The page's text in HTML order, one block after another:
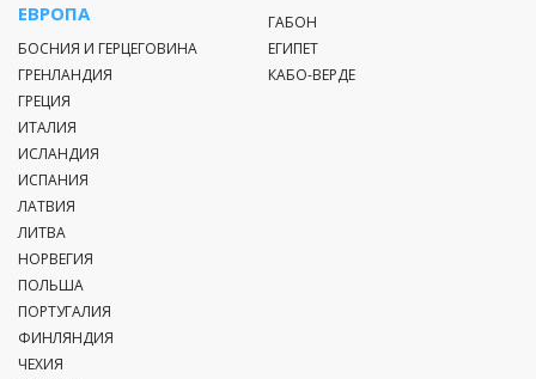
ЕВРОПА
БОСНИЯ И ГЕРЦЕГОВИНА
ГРЕНЛАНДИЯ
ГРЕЦИЯ
ИТАЛИЯ
ИСЛАНДИЯ
ИСПАНИЯ
ЛАТВИЯ
ЛИТВА
НОРВЕГИЯ
ПОЛЬША
ПОРТУГАЛИЯ
ФИНЛЯНДИЯ
ЧЕХИЯ
ГАБОН
ЕГИПЕТ
КАБО-ВЕРДЕ